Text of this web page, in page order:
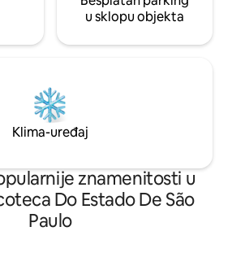
u sklopu objekta
Klima-uređaj
znamenitosti u
Do Estado De São
Paulo